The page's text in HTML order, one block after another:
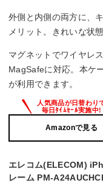
外側と内側の両方に、
メリット。きれいな状
マグネットでワイヤレ
MagSafeに対応。本ケ
が利用できます。
Amazonで見る
エレコム(ELECOM)
レーム PM-